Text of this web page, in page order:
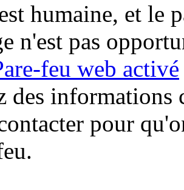
humaine, et le
n'est pas
feu web activé
des informations
pour